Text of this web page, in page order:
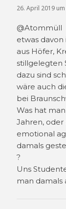
26. April 2019
@Atommüll
etwas davon
aus Höfer,
stillgelegten
dazu sind
wäre auch
bei
Was hat
Jahren,
emotional
damals
?
Uns
man damals